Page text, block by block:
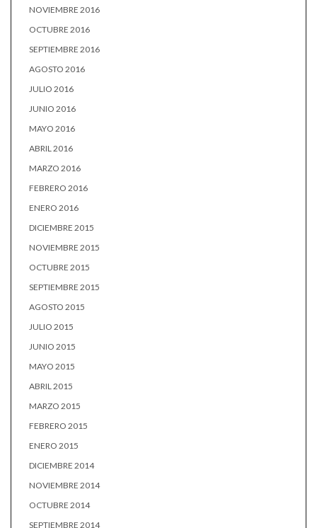
NOVIEMBRE 2016
OCTUBRE 2016
SEPTIEMBRE 2016
AGOSTO 2016
JULIO 2016
JUNIO 2016
MAYO 2016
ABRIL 2016
MARZO 2016
FEBRERO 2016
ENERO 2016
DICIEMBRE 2015
NOVIEMBRE 2015
OCTUBRE 2015
SEPTIEMBRE 2015
AGOSTO 2015
JULIO 2015
JUNIO 2015
MAYO 2015
ABRIL 2015
MARZO 2015
FEBRERO 2015
ENERO 2015
DICIEMBRE 2014
NOVIEMBRE 2014
OCTUBRE 2014
SEPTIEMBRE 2014